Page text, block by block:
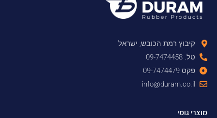
קיבוץ רמת הכובש, ישראל
טל. 09-7474458
פקס 09-7474479
info@duram.co.il
מוצרי גומי